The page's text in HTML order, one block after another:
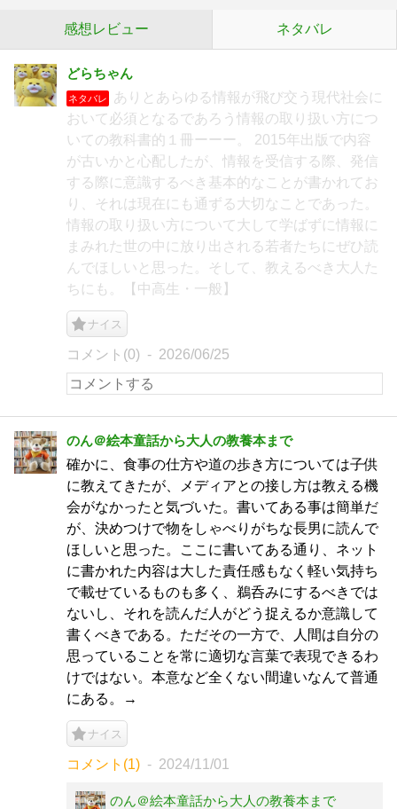
感想レビュー ネタバレ
どらちゃん
ネタバレ
ありとあらゆる情報が飛び交う現代社会に
おいて必須となるであろう情報の取り扱い方につ
いての教科書的１冊ーーー。 2015年出版で内容
が古いかと心配したが、情報を受信する際、発信
する際に意識するべき基本的なことが書かれてお
り、それは現在にも通ずる大切なことであった。
情報の取り扱い方について大して学ばずに情報に
まみれた世の中に放り出される若者たちにぜひ読
んでほしいと思った。そして、教えるべき大人た
ちにも。【中高生・一般】
ナイス
コメント(0) 2026/06/25
のん＠絵本童話から大人の教養本まで
確かに、食事の仕方や道の歩き方については子供
に教えてきたが、メディアとの接し方は教える機
会がなかったと気づいた。書いてある事は簡単だ
が、決めつけで物をしゃべりがちな長男に読んで
ほしいと思った。ここに書いてある通り、ネット
に書かれた内容は大した責任感もなく軽い気持ち
で載せているものも多く、鵜呑みにするべきでは
ないし、それを読んだ人がどう捉えるか意識して
書くべきである。ただその一方で、人間は自分の
思っていることを常に適切な言葉で表現できるわ
けではない。本意など全くない間違いなんて普通
にある。→
ナイス
コメント(1) 2024/11/01
のん＠絵本童話から大人の教養本まで